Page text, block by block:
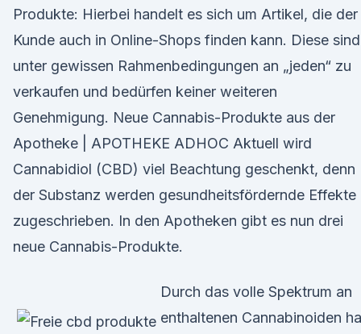
Produkte: Hierbei handelt es sich um Artikel, die der
Kunde auch in Online-Shops finden kann. Diese sind
unter gewissen Rahmenbedingungen an „jeden“ zu
verkaufen und bedürfen keiner weiteren
Genehmigung. Neue Cannabis-Produkte aus der
Apotheke | APOTHEKE ADHOC Aktuell wird
Cannabidiol (CBD) viel Beachtung geschenkt, denn
der Substanz werden gesundheitsfördernde Effekte
zugeschrieben. In den Apotheken gibt es nun drei
neue Cannabis-Produkte.
Durch das volle Spektrum an
enthaltenen Cannabinoiden